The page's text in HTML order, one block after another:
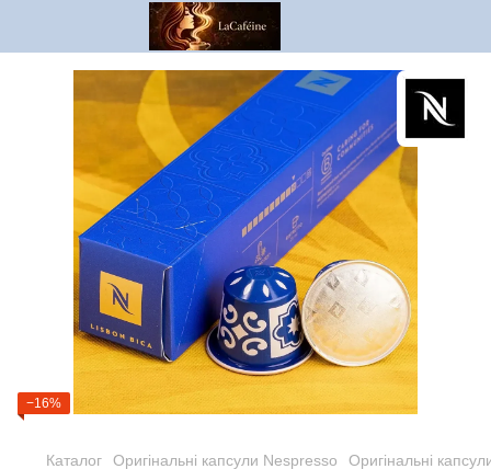
−16%
Каталог Оригінальні капсули Nespresso Оригінальні